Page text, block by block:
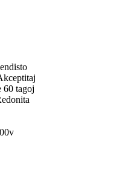
60 tagoj